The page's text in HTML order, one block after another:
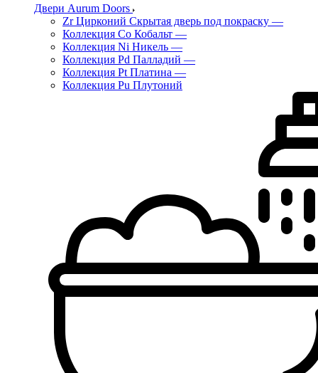
Двери Aurum Doors
Zr Цирконий Скрытая дверь под покраску —
Коллекция Co Кобальт —
Коллекция Ni Никель —
Коллекция Pd Палладий —
Коллекция Pt Платина —
Коллекция Pu Плутоний